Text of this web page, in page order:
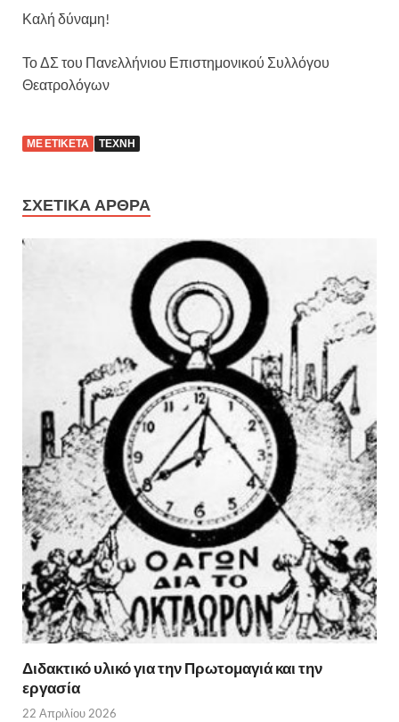
Καλή δύναμη!
Το ΔΣ του Πανελλήνιου Επιστημονικού Συλλόγου
Θεατρολόγων
ΜΕ ΕΤΙΚΈΤΑ ΤΈΧΝΗ
ΣΧΕΤΙΚΆ ΆΡΘΡΑ
Διδακτικό υλικό για την Πρωτομαγιά και την
εργασία
22 Απριλίου 2026